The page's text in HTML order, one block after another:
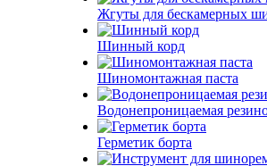
Жгуты для бескамерных
Шинный корд
Шиномонтажная паста
Водонепроницаемая
Герметик борта